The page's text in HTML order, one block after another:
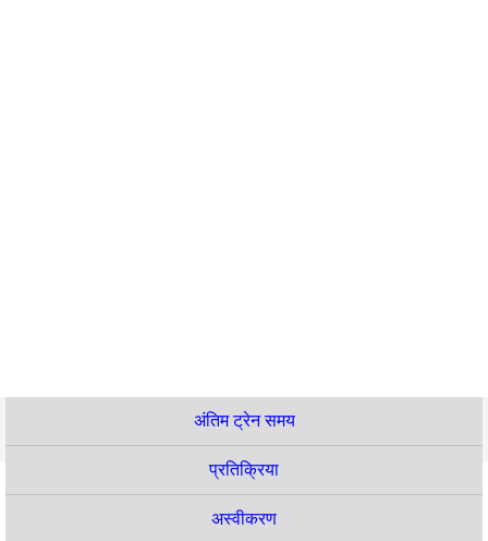
अंतिम ट्रेन समय
प्रतिक्रिया
अस्वीकरण